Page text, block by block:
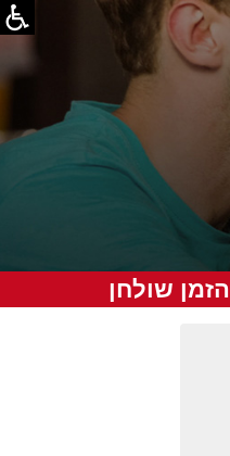
הזמן שולחן